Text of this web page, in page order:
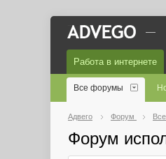
—
Работа в интернете
Все форумы
Адвего Форум
Форум